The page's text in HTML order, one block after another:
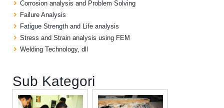
Corrosion analysis and Problem Solving
Failure Analysis
Fatigue Strength and Life analysis
Stress and Strain analysis using FEM
Welding Technology, dll
Sub Kategori